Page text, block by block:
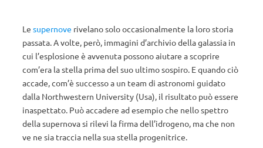
Le supernove rivelano solo occasionalmente la loro storia
passata. A volte, però, immagini d’archivio della galassia in
cui l’esplosione è avvenuta possono aiutare a scoprire
com’era la stella prima del suo ultimo sospiro. E quando ciò
accade, com’è successo a un team di astronomi guidato
dalla Northwestern University (Usa), il risultato può essere
inaspettato. Può accadere ad esempio che nello spettro
della supernova si rilevi la firma dell’idrogeno, ma che non
ve ne sia traccia nella sua stella progenitrice.